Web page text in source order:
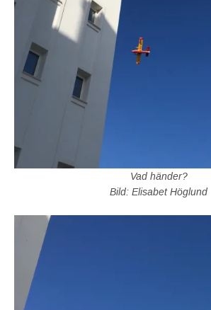
Vad händer?
Bild: Elisabet Höglund